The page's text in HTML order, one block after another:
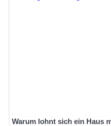
Warum lohnt sich ein Haus